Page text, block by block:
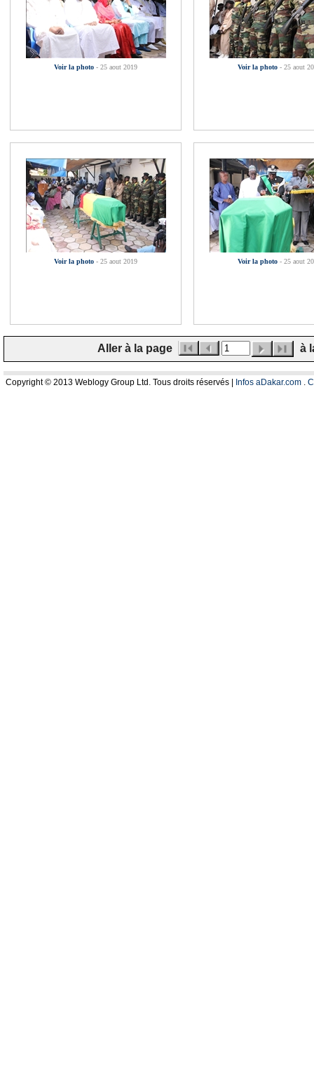
Voir la photo - 25 aout 2019 Voir la photo - 25 aout
Voir la photo - 25 aout 2019 Voir la photo - 25 aout
Aller à la page à
Copyright © 2013 Weblogy Group Ltd. Tous droits réservés | Infos aDakar.com .